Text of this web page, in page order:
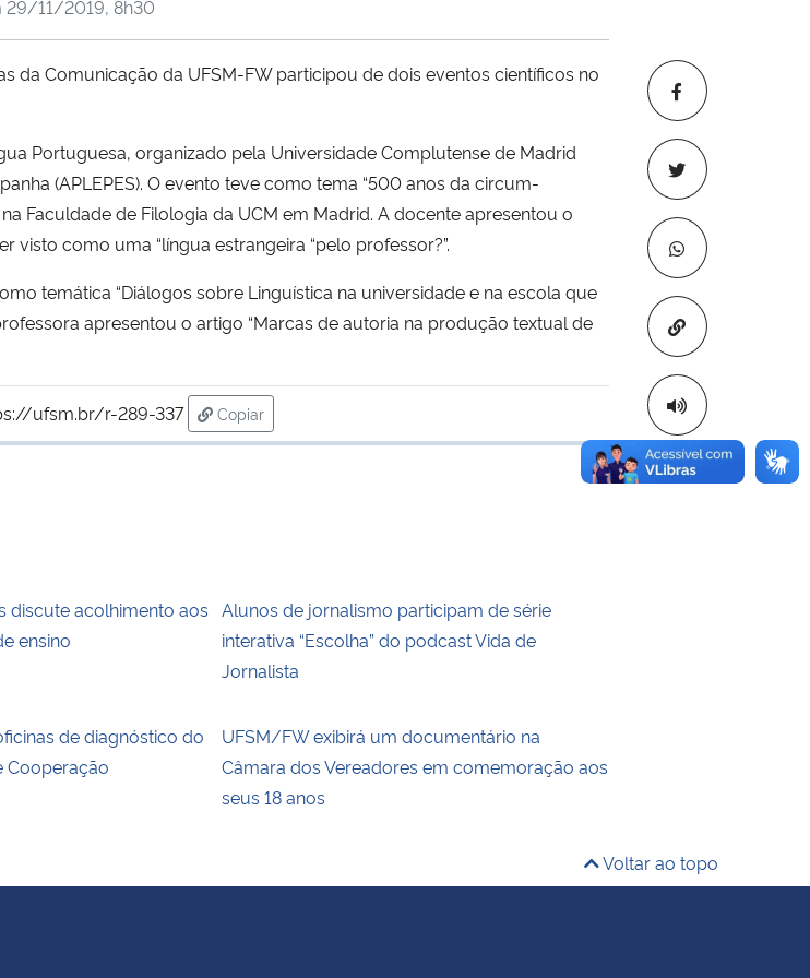
Copiar para
29/11/2019, 8h30
da Comunicação da UFSM-FW participou de dois eventos científicos no
Portuguesa, organizado pela Universidade Complutense de Madrid
(APLEPES). O evento teve como tema “500 anos da circum-
Faculdade de Filologia da UCM em Madrid. A docente apresentou o
como uma “língua estrangeira “pelo professor?”.
temática “Diálogos sobre Linguística na universidade e na escola que
apresentou o artigo “Marcas de autoria na produção textual de
ufsm.br/r-289-337
Copiar
para área de transferência
discute acolhimento aos
ensino
Alunos de jornalismo participam de série
interativa “Escolha” do podcast Vida de
Jornalista
de diagnóstico do
Cooperação
UFSM/FW exibirá um documentário na
Câmara dos Vereadores em comemoração aos
seus 18 anos
Voltar ao topo